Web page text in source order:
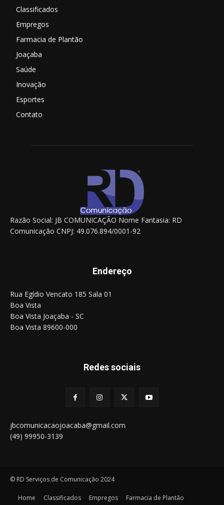
Classificados
Empregos
Farmacia de Plantão
Joaçaba
Saúde
Inovação
Esportes
Contato
Razão Social: JB COMUNICAÇÃO Nome Fantasia: RD
Comunicação CNPJ: 49.076.894/0001-92
Endereço
Rua Egídio Vencato 185 Sala 01
Boa Vista
Boa Vista Joaçaba - SC
Boa Vista 89600-000
Redes sociais
jbcomunicacaojoacaba@gmail.com
(49) 99950-3139
© RD Serviços de Comunicação 2024
Home Classificados Empregos
Farmacia de Plantão